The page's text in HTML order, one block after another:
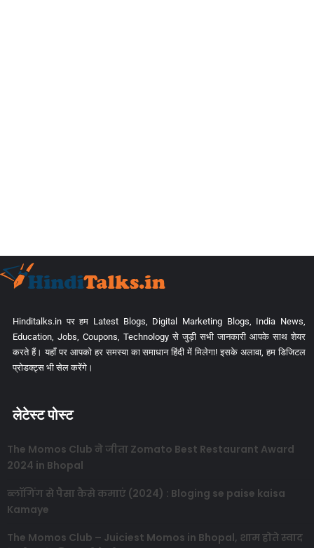
Hinditalks.in पर हम Latest Blogs, Digital Marketing Blogs, India News,
Education, Jobs, Coupons, Technology से जुड़ी सभी जानकारी आपके साथ शेयर
करते हैं। यहाँ पर आपको हर समस्या का समाधान हिंदी में मिलेगा! इसके अलावा, हम डिजिटल
प्रोडक्ट्स भी सेल करेंगे।
लेटेस्ट पोस्ट
The Momos Club ने जीता Zomato Best Restaurant Award
2024 in Bhopal
ब्लॉगिंग से पैसा कैसे कमाएं (2024) : Bloging se paise kaisa
Kamaye
The Momos Club – Juiciest Momos in Bhopal, शाम होते स्वाद